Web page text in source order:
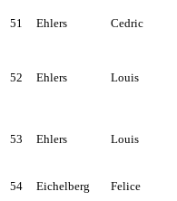
51 Ehlers Cedric
52 Ehlers Louis
53 Ehlers Louis
54 Eichelberg Felice